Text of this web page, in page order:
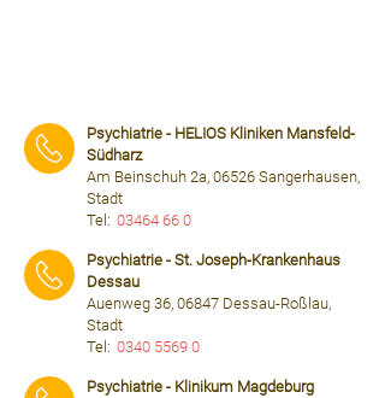
Psychiatrie - HELIOS Kliniken Mansfeld-
Südharz
Am Beinschuh 2a, 06526 Sangerhausen,
Stadt
Tel: 03464 66 0
Psychiatrie - St. Joseph-Krankenhaus
Dessau
Auenweg 36, 06847 Dessau-Roßlau,
Stadt
Tel: 0340 5569 0
Psychiatrie - Klinikum Magdeburg